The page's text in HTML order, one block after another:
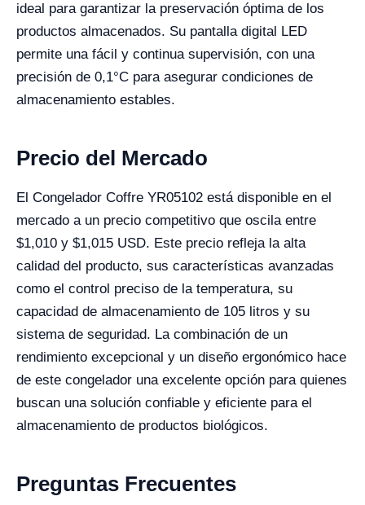
ideal para garantizar la preservación óptima de los
productos almacenados. Su pantalla digital LED
permite una fácil y continua supervisión, con una
precisión de 0,1°C para asegurar condiciones de
almacenamiento estables.
Precio del Mercado
El Congelador Coffre YR05102 está disponible en el
mercado a un precio competitivo que oscila entre
$1,010 y $1,015 USD. Este precio refleja la alta
calidad del producto, sus características avanzadas
como el control preciso de la temperatura, su
capacidad de almacenamiento de 105 litros y su
sistema de seguridad. La combinación de un
rendimiento excepcional y un diseño ergonómico hace
de este congelador una excelente opción para quienes
buscan una solución confiable y eficiente para el
almacenamiento de productos biológicos.
Preguntas Frecuentes